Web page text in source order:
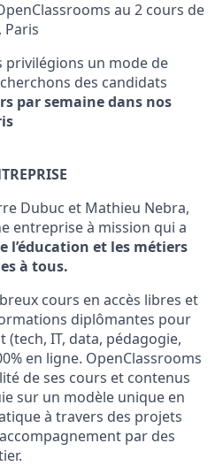
au 2 cours de
Paris
privilégions un mode de
des candidats
par semaine dans nos
Dubuc et Mathieu Nebra,
entreprise à mission qui a
l’éducation et les métiers
à tous.
cours en accès libres et
diplômantes pour
IT, data, pédagogie,
en ligne. OpenClassrooms
de ses cours et contenus
sur un modèle unique en
à travers des projets
par des